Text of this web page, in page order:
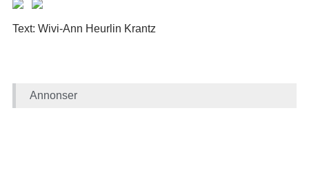
Text: Wivi-Ann Heurlin Krantz
Annonser